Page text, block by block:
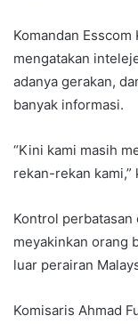
Komandan Esscom
mengatakan
adanya gerakan,
banyak informasi.
“Kini kami masih
rekan-rekan kami,”
Kontrol
meyakinkan orang
luar perairan
Komisaris Ahmad